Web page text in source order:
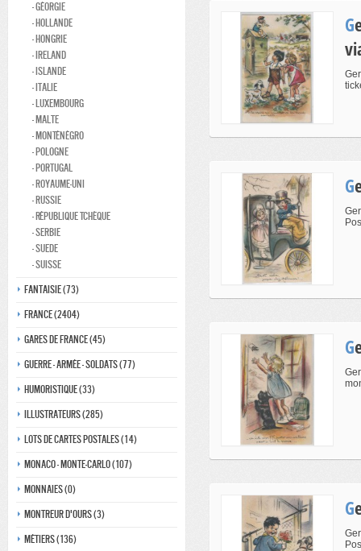
- Géorgie
- Hollande
- Hongrie
- Ireland
- Islande
- Italie
- Luxembourg
- Malte
- Monténégro
- Pologne
- Portugal
- Royaume-Uni
- Russie
- République Tchèque
- Serbie
- Suede
- Suisse
Fantaisie (73)
France (2404)
Gares de france (45)
Guerre - Armée - Soldats (77)
Humoristique (33)
Illustrateurs (285)
Lots de Cartes Postales (14)
Monaco - monte-carlo (107)
Monnaies (0)
Montreur d'ours (3)
Métiers (136)
Germaine Bouret - Voila les copains qui ramènent de la